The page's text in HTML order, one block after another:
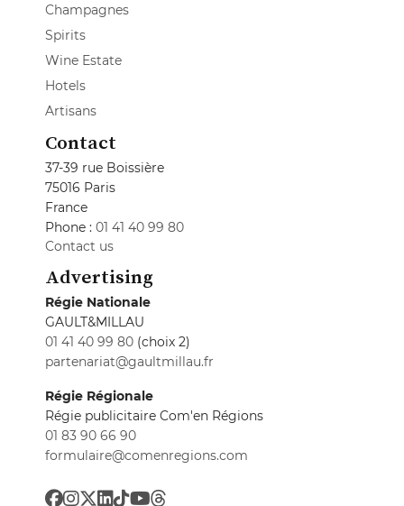
Champagnes
Spirits
Wine Estate
Hotels
Artisans
Contact
37-39 rue Boissière
75016 Paris
France
Phone : 01 41 40 99 80
Contact us
Advertising
Régie Nationale
GAULT&MILLAU
01 41 40 99 80 (choix 2)
partenariat@gaultmillau.fr
Régie Régionale
Régie publicitaire Com'en Régions
01 83 90 66 90
formulaire@comenregions.com